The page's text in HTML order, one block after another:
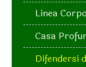
Linea
Casa
Difendersi